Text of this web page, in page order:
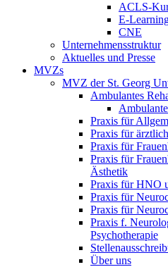
ACLS-
E-
CNE
Unternehmensstruktur
Aktuelles und Presse
MVZs
MVZ der St. Georg
Ambulantes
Praxis für
Praxis für
Praxis für
Praxis für
Ästhetik
Praxis für HNO
Praxis für
Praxis für
Praxis f.
Psychotherapie
Über uns